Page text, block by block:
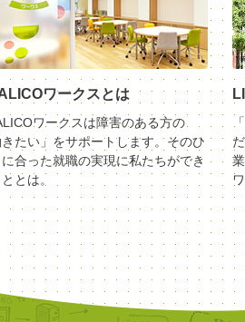
ワークスとは
ワークスは障害のある方の
きたい」をサポートします。そのひ
に合った就職の実現に私たちができ
とは。